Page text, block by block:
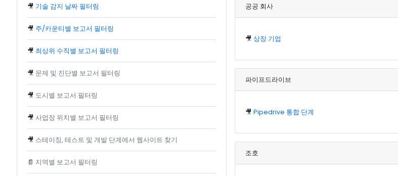
🎥 기술 감지 날짜 필터링
🎥 주/카운티별 보고서 필터링
🎥 최상위 수직별 보고서 필터링
🎥 문제 및 진단별 보고서 필터링
🎥 도시별 보고서 필터링
🎥 사업장 위치별 보고서 필터링
🎥 스테이징, 테스트 및 개발 단계에서 웹사이트 찾기
📄 지역별 보고서 필터링
공공 회사
🎥상장 기업
파이프드라이브
🎥Pipedrive 통합 단계
조호